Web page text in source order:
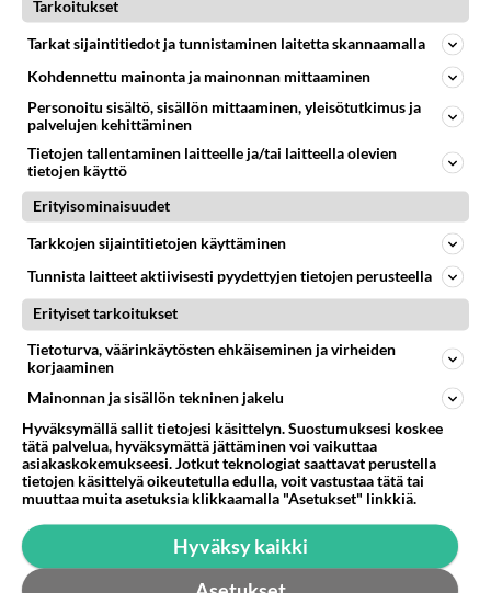
ennen kuin
Vanhan Rauman kiinteistönomistajat nyt kannattaa
herätä ennen kuin on myöhäistä** Kun Vanhan Rauman
kaavaa ollaan muut...
02.07.2026 06:02
RAUMA
Heikot miehet
Silti penkki oli vain 180kg. Veijola nostanut joku 235kg
ilman varus...
Tarkoitukset
Tarkat sijaintitiedot ja tunnistaminen laitetta skannaamalla
Kohdennettu mainonta ja mainonnan mittaaminen
Personoitu sisältö, sisällön mittaaminen, yleisötutkimus ja
palvelujen kehittäminen
Tietojen tallentaminen laitteelle ja/tai laitteella olevien
tietojen käyttö
Erityisominaisuudet
Tarkkojen sijaintitietojen käyttäminen
Tunnista laitteet aktiivisesti pyydettyjen tietojen perusteella
Erityiset tarkoitukset
Tietoturva, väärinkäytösten ehkäiseminen ja virheiden
korjaaminen
Mainonnan ja sisällön tekninen jakelu
Hyväksymällä sallit tietojesi käsittelyn. Suostumuksesi koskee
tätä palvelua, hyväksymättä jättäminen voi vaikuttaa
asiakaskokemukseesi. Jotkut teknologiat saattavat perustella
tietojen käsittelyä oikeutetulla edulla, voit vastustaa tätä tai
muuttaa muita asetuksia klikkaamalla "Asetukset" linkkiä.
Hyväksy kaikki